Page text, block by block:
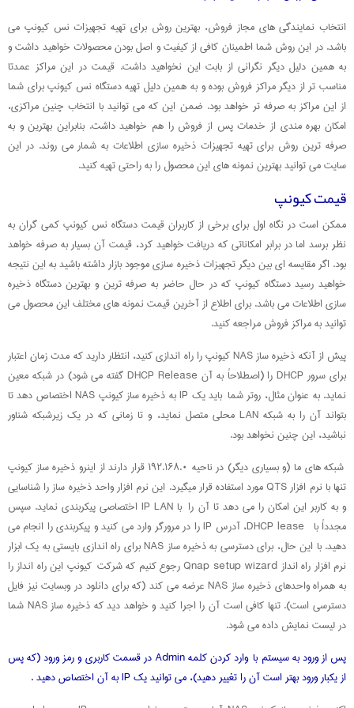
انتخاب نمایندگی های مجاز فروش، بهترین روش برای تهیه تجهیزات نس کیونپ می
باشد. در این روش شما اطمینان کافی از کیفیت و اصل بودن محصولات خواهید داشت و
به همین دلیل دیگر نگرانی از بابت این نخواهید داشت. قیمت در این مراکز عمدتا
مناسب تر از دیگر مراکز فروش بوده و به همین دلیل تهیه دستگاه نس کیونپ برای شما
از این مراکز به صرفه تر خواهد بود. ضمن این که می توانید با انتخاب چنین مراکزی،
امکان بهره مندی از خدمات پس از فروش را هم خواهید داشت. بنابراین بهترین و به
صرفه ترین روش برای تهیه تجهیزات ذخیره سازی اطلاعات به شمار می روند. در این
سایت می توانید بهترین نمونه های این محصول را به راحتی تهیه کنید‌.
قیمت کیونپ
ممکن است در نگاه اول برای برخی از کاربران قیمت دستگاه نس کیونپ کمی گران به
نظر برسد اما در برابر امکاناتی که دریافت خواهید کرد، قیمت آن بسیار به صرفه خواهد
بود. اگر مقایسه ای بین دیگر تجهیزات ذخیره سازی موجود بازار داشته باشید به این نتیجه
خواهید رسید دستگاه کیونپ که در حال حاضر به صرفه ترین و بهترین دستگاه ذخیره
سازی اطلاعات می باشد. برای اطلاع از آخرین قیمت نمونه های مختلف این محصول می
توانید به مراکز فروش مراجعه کنید.
پیش از آنکه ذخیره ساز NAS کیونپ را راه اندازی کنید، انتظار دارید که مدت زمان اعتبار
برای سرور DHCP را (اصطلاحاً به آن DHCP Release گفته می شود) در شبکه معین
نماید. به عنوان مثال، روتر شما باید یک IP به ذخیره ساز کیونپ NAS اختصاص دهد تا
بتواند آن را به شبکه LAN محلی متصل نماید، و تا زمانی که در یک زیرشبکه شناور
نباشید، این چنین نخواهد بود.
شبکه های ما (و بسیاری دیگر) در ناحیه ۱۹۲.۱۶۸.۰ قرار دارند از اینرو ذخیره ساز کیونپ
تنها با نرم افزار QTS مورد استفاده قرار میگیرد. این نرم افزار واحد ذخیره ساز را شناسایی
و به کاربر این امکان را می دهد تا آن را با IP LAN اختصاصی پیکربندی نماید. سپس
مجدداً با DHCP lease، آدرس IP را در مرورگر وارد می کنید و پیکربندی را انجام می
دهید. با این حال، برای دسترسی به ذخیره ساز NAS برای راه اندازی بایستی به یک ابزار
نرم افزار راه انداز Qnap setup wizard رجوع کنیم که شرکت کیونپ این راه انداز را
به همراه واحدهای ذخیره ساز NAS عرضه می کند (که برای دانلود در وبسایت نیز فایل
دسترسی است). تنها کافی است آن را اجرا کنید و خواهد دید که ذخیره ساز NAS شما
در لیست نمایش داده می شود.
پس از ورود به سیستم با وارد کردن کلمه Admin در قسمت کاربری و رمز ورود (که پس
از یکبار ورود بهتر است آن را تغییر دهید)، می توانید یک IP به آن اختصاص دهید .